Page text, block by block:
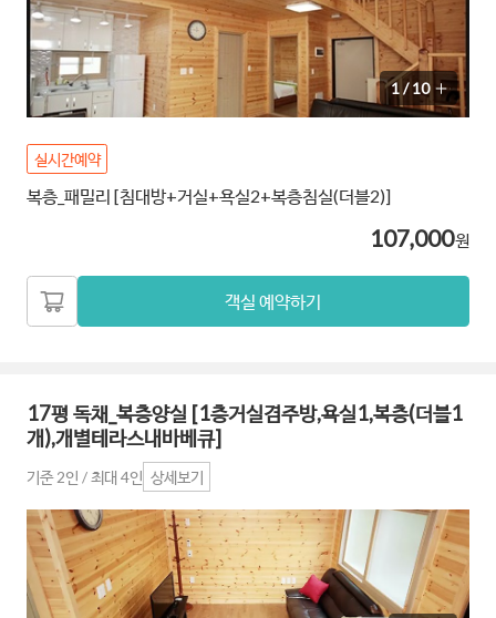
1/10
실시간예약
복층_패밀리 [침대방+거실+욕실2+복층침실(더블2)]
107,000원
객실 예약하기
17평 독채_복층양실 [1층거실겸주방,욕실1,복층(더블1
개),개별테라스내바베큐]
기준 2인 / 최대 4인 상세보기